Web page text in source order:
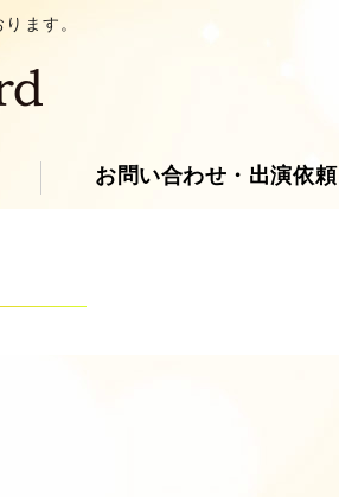
ます。
お問い合わせ・出演依頼